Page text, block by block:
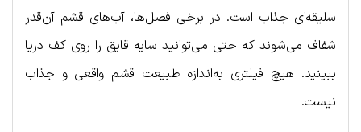
سلیقه‌ای جذاب است. در برخی فصل‌ها، آب‌های قشم آن‌قدر
شفاف می‌شوند که حتی می‌توانید سایه قایق را روی کف دریا
ببینید. هیچ فیلتری به‌اندازه طبیعت قشم واقعی و جذاب
نیست.